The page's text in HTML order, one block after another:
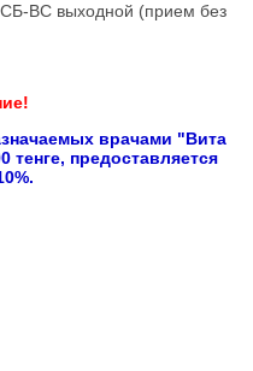
ВС выходной (прием без
врачами "Вита
предоставляется